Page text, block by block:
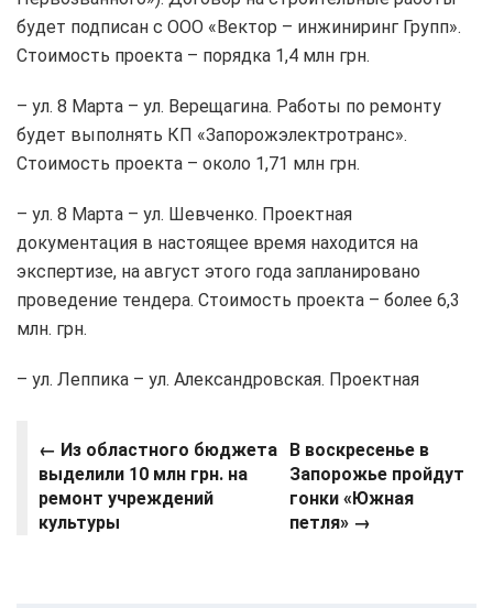
будет подписан с ООО «Вектор – инжиниринг Групп».
Стоимость проекта – порядка 1,4 млн грн.
– ул. 8 Марта – ул. Верещагина. Работы по ремонту
будет выполнять КП «Запорожэлектротранс».
Стоимость проекта – около 1,71 млн грн.
– ул. 8 Марта – ул. Шевченко. Проектная
документация в настоящее время находится на
экспертизе, на август этого года запланировано
проведение тендера. Стоимость проекта – более 6,3
млн. грн.
– ул. Леппика – ул. Александровская. Проектная
← Из областного бюджета
выделили 10 млн грн. на
ремонт учреждений
культуры
В воскресенье в
Запорожье пройдут
гонки «Южная
петля» →